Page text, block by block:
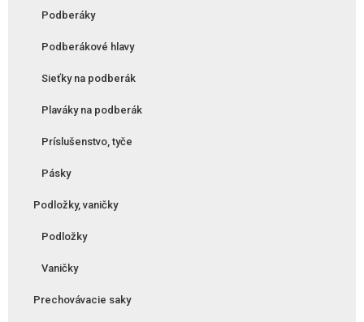
Podberáky
Podberákové hlavy
Sieťky na podberák
Plaváky na podberák
Príslušenstvo, tyče
Pásky
Podložky, vaničky
Podložky
Vaničky
Prechovávacie saky